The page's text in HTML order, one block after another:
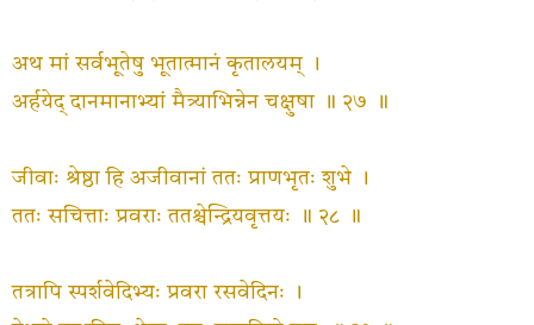
अथ मां सर्वभूतेषु भूतात्मानं कृतालयम् ।
अर्हयेद् दानमानाभ्यां मैत्र्याभिन्नेन चक्षुषा ॥ २७ ॥
जीवाः श्रेष्ठा हि अजीवानां ततः प्राणभृतः शुभे ।
ततः सचित्ताः प्रवराः ततश्चेन्द्रियवृत्तयः ॥ २८ ॥
तत्रापि स्पर्शवेदिभ्यः प्रवरा रसवेदिनः ।